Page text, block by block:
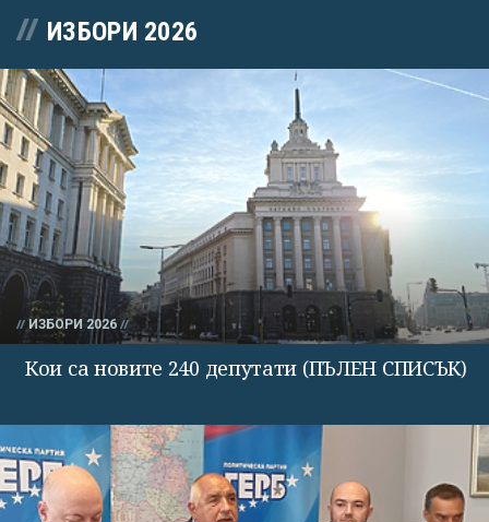
ИЗБОРИ 2026
ИЗБОРИ 2026
Кои са новите 240 депутати (ПЪЛЕН СПИСЪК)